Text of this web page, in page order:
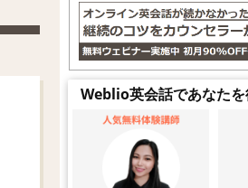
Weblio英会話であなたを